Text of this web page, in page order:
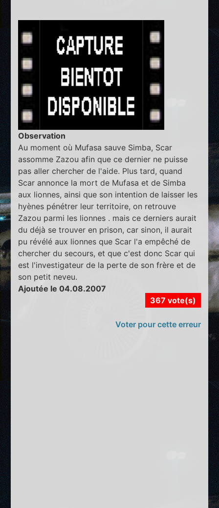
Observation
Au moment où Mufasa sauve Simba, Scar
assomme Zazou afin que ce dernier ne puisse
pas aller chercher de l'aide. Plus tard, quand
Scar annonce la mort de Mufasa et de Simba
aux lionnes, ainsi que son intention de laisser les
hyènes pénétrer leur territoire, on retrouve
Zazou parmi les lionnes . mais ce derniers aurait
du déjà se trouver en prison, car sinon, il aurait
pu révélé aux lionnes que Scar l'a empêché de
chercher du secours, et que c'est donc Scar qui
est l'investigateur de la perte de son frère et de
son petit neveu.
Ajoutée le 04.08.2007
367 vote(s)
Voter pour cette erreur